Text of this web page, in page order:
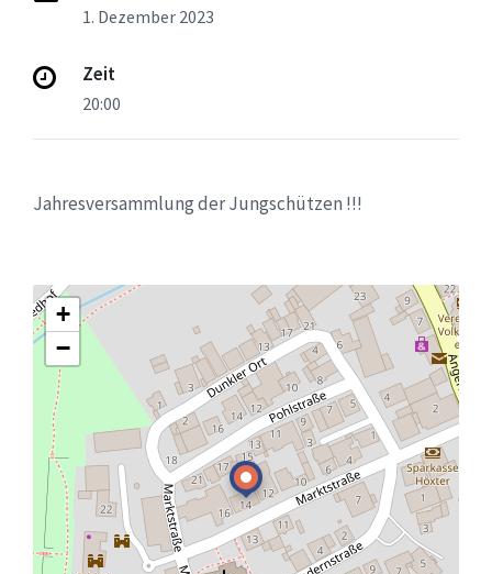
1. Dezember 2023
Zeit
20:00
Jahresversammlung der Jungschützen !!!
+
−